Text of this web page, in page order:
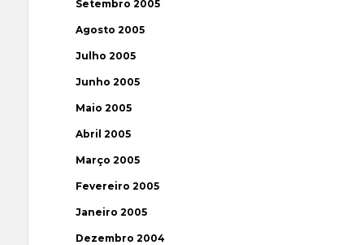
Setembro 2005
Agosto 2005
Julho 2005
Junho 2005
Maio 2005
Abril 2005
Março 2005
Fevereiro 2005
Janeiro 2005
Dezembro 2004